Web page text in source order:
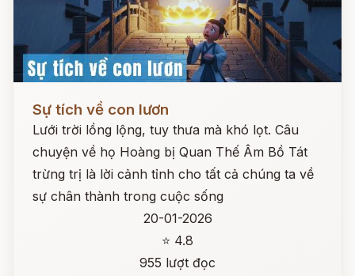
Sự tích về con lươn
Lưới trời lồng lộng, tuy thưa mà khó lọt. Câu
chuyện về họ Hoàng bị Quan Thế Âm Bồ Tát
trừng trị là lời cảnh tỉnh cho tất cả chúng ta về
sự chân thành trong cuộc sống
20-01-2026
⭐ 4.8
955 lượt đọc